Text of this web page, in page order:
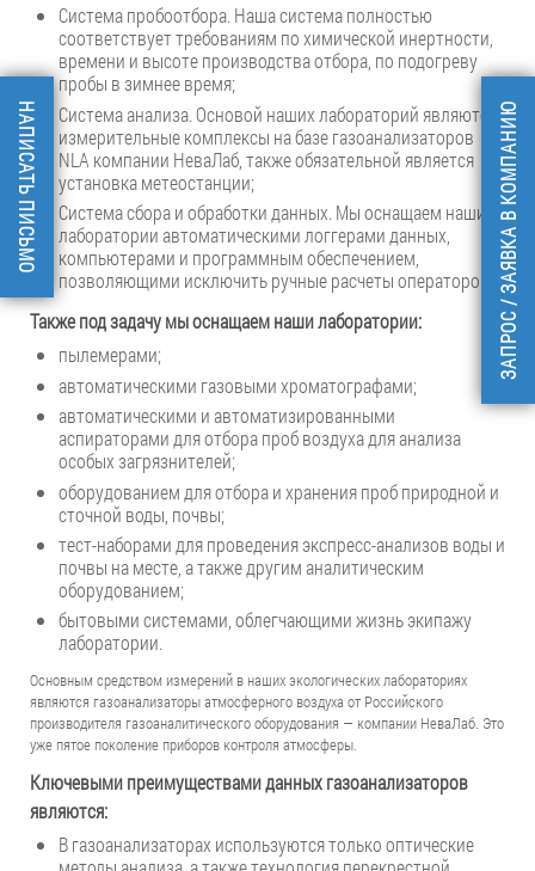
Система пробоотбора. Наша система полностью
соответствует требованиям по химической инертности,
времени и высоте производства отбора, по подогреву
пробы в зимнее время;
Система анализа. Основой наших лабораторий являются
измерительные комплексы на базе газоанализаторов
NLA компании НеваЛаб, также обязательной является
установка метеостанции;
Система сбора и обработки данных. Мы оснащаем наши
лаборатории автоматическими логгерами данных,
компьютерами и программным обеспечением,
позволяющими исключить ручные расчеты оператором.
Также под задачу мы оснащаем наши лаборатории:
пылемерами;
автоматическими газовыми хроматографами;
автоматическими и автоматизированными
аспираторами для отбора проб воздуха для анализа
особых загрязнителей;
оборудованием для отбора и хранения проб природной и
сточной воды, почвы;
тест-наборами для проведения экспресс-анализов воды и
почвы на месте, а также другим аналитическим
оборудованием;
бытовыми системами, облегчающими жизнь экипажу
лаборатории.
Основным средством измерений в наших экологических лабораториях
являются газоанализаторы атмосферного воздуха от Российского
производителя газоаналитического оборудования — компании НеваЛаб. Это
уже пятое поколение приборов контроля атмосферы.
Ключевыми преимуществами данных газоанализаторов
являются:
В газоанализаторах используются только оптические
ЗАПРОС / ЗАЯВКА В КОМПАНИЮ
НАПИСАТЬ ПИСЬМО